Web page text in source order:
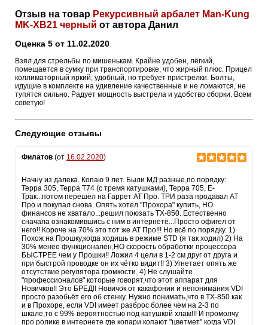
Отзыв на товар Рекурсивный арбалет Man-Kung
MK-XB21 черный от автора Данил
Оценка 5 от 11.02.2020
Взял для стрельбы по мишенькам. Крайне удобен, лёгкий,
помещается в сумку при транспортировке, что жирный плюс. Прицел
коллиматорный яркий, удобный, но требует пристрелки. Болты,
идущие в комплекте на удивление качественные и не ломаются, не
тупятся сильно. Радует мощность выстрела и удобство сборки. Всем
советую!
Следующие отзывы
Филатов (от 16.02.2020)
Начну из далека. Копаю 9 лет. Были МД разные,по порядку:
Терра 305, Терра Т74 (с тремя катушками), Терра 705, Е-
Трак...потом перешёл на Гаррет АТ Про. ТРИ раза продавал АТ
Про и покупал снова. Опять хотел "Прохора" купить, НО
финансов не хватало...решил поюзать ТХ-850. Естественно
сначала ознакомившись с ним в интернете...Просто офигел от
него!! Короче на 70% это тот же АТ Про!!! Но всё по порядку. 1)
Похож на Прошку,когда ходишь в режиме STD (я так ходил) 2) На
30% менее функционален,НО скорость обработки процессора
БЫСТРЕЕ чем у Прошки!! Ложил 4 цели в 1-2 см друг от друга и
при быстрой проводке он их чётко видит!! 3) Угнетает опять же
отсутствие регулятора громкости. 4) Не слушайте
"профессионалов" которые говорят,что этот аппарат для
Новичков!! Это БРЕД!! Новичок от какафонии и непонимания VDI
просто разобьёт его об стенку. Нужно понимать,что в ТХ-850 как
и в Прохоре, если VDI имеет разброс более чем на 2-3 по
шкале,то с 99% вероятностью под катушкой хлам!!! И промолчу
про ролике в интернете где копари копают "цветмет" когда VDI